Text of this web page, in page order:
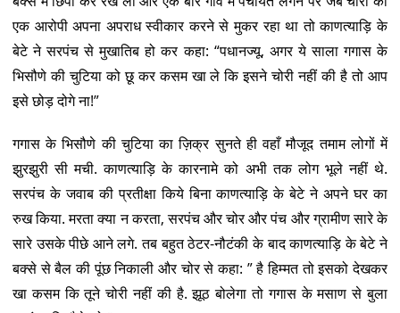
एक आरोपी अपना अपराध स्वीकार करने से मुकर रहा था तो काणत्याड़ि के
बेटे ने सरपंच से मुखातिब हो कर कहा: “पधानज्यू, अगर ये साला गगास के
भिसौणे की चुटिया को छू कर कसम खा ले कि इसने चोरी नहीं की है तो आप
इसे छोड़ दोगे ना!”
गगास के भिसौणे की चुटिया का ज़िक्र सुनते ही वहाँ मौजूद तमाम लोगों में
झुरझुरी सी मची. काणत्याड़ि के कारनामे को अभी तक लोग भूले नहीं थे.
सरपंच के जवाब की प्रतीक्षा किये बिना काणत्याड़ि के बेटे ने अपने घर का
रुख किया. मरता क्या न करता, सरपंच और चोर और पंच और ग्रामीण सारे के
सारे उसके पीछे आने लगे. तब बहुत ठेटर-नौटंकी के बाद काणत्याड़ि के बेटे ने
बक्से से बैल की पूंछ निकाली और चोर से कहा: ” है हिम्मत तो इसको देखकर
खा कसम कि तूने चोरी नहीं की है. झूठ बोलेगा तो गगास के मसाण से बुला